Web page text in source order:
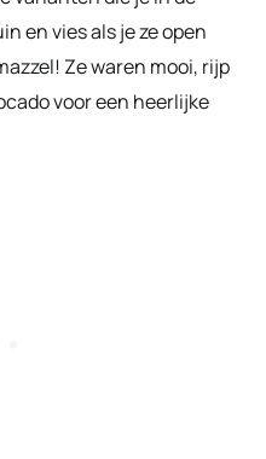
en vies als je ze open
Ze waren mooi, rijp
voor een heerlijke